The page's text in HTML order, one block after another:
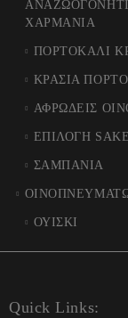
ΧΑΡΜΑΝΙΑ
ΠΟΡΤΟΚΑΛΙ
ΚΡΑΣΙΑ ΠΟΡΤΟ
ΑΦΡΩΔΕΙΣ
ΕΠΙΛΟΓΗ SAKE
ΣΑΜΠΑΝΙΑ
ΟΥΙΣΚΙ
Quick Links: